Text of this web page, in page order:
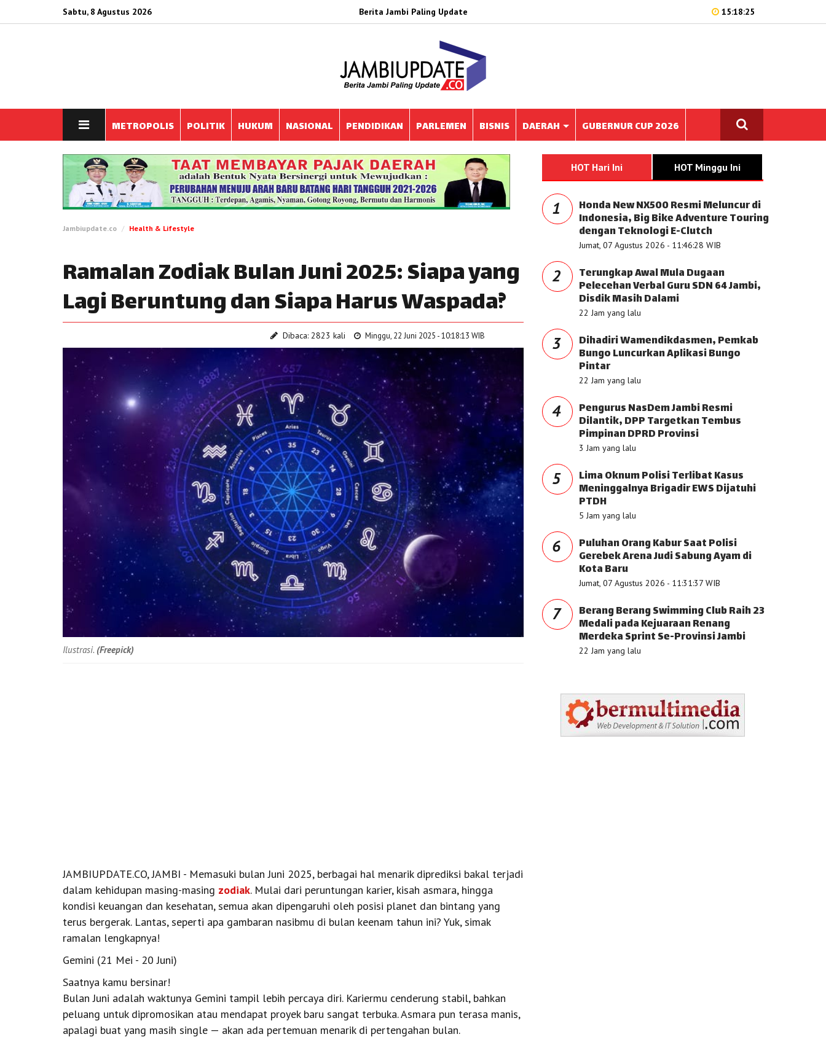
Sabtu, 8 Agustus 2026 Berita Jambi Paling Update 15:18:25
METROPOLIS POLITIK HUKUM NASIONAL PENDIDIKAN PARLEMEN BISNIS DAERAH GUBERNUR CUP 2026
Jambiupdate.co Health & Lifestyle
Ramalan Zodiak Bulan Juni 2025: Siapa yang
Lagi Beruntung dan Siapa Harus Waspada?
Dibaca: 2823 kali Minggu, 22 Juni 2025 - 10:18:13 WIB
Ilustrasi. (Freepick)
JAMBIUPDATE.CO, JAMBI - Memasuki bulan Juni 2025, berbagai hal menarik diprediksi bakal terjadi
dalam kehidupan masing-masing zodiak. Mulai dari peruntungan karier, kisah asmara, hingga
kondisi keuangan dan kesehatan, semua akan dipengaruhi oleh posisi planet dan bintang yang
terus bergerak. Lantas, seperti apa gambaran nasibmu di bulan keenam tahun ini? Yuk, simak
ramalan lengkapnya!
Gemini (21 Mei - 20 Juni)
Saatnya kamu bersinar!
Bulan Juni adalah waktunya Gemini tampil lebih percaya diri. Kariermu cenderung stabil, bahkan
peluang untuk dipromosikan atau mendapat proyek baru sangat terbuka. Asmara pun terasa manis,
apalagi buat yang masih single — akan ada pertemuan menarik di pertengahan bulan.
HOT Hari Ini HOT Minggu Ini
1 Honda New NX500 Resmi Meluncur di
Indonesia, Big Bike Adventure Touring
dengan Teknologi E-Clutch
Jumat, 07 Agustus 2026 - 11:46:28 WIB
2 Terungkap Awal Mula Dugaan
Pelecehan Verbal Guru SDN 64 Jambi,
Disdik Masih Dalami
22 Jam yang lalu
3 Dihadiri Wamendikdasmen, Pemkab
Bungo Luncurkan Aplikasi Bungo
Pintar
22 Jam yang lalu
4 Pengurus NasDem Jambi Resmi
Dilantik, DPP Targetkan Tembus
Pimpinan DPRD Provinsi
3 Jam yang lalu
5 Lima Oknum Polisi Terlibat Kasus
Meninggalnya Brigadir EWS Dijatuhi
PTDH
5 Jam yang lalu
6 Puluhan Orang Kabur Saat Polisi
Gerebek Arena Judi Sabung Ayam di
Kota Baru
Jumat, 07 Agustus 2026 - 11:31:37 WIB
7 Berang Berang Swimming Club Raih 23
Medali pada Kejuaraan Renang
Merdeka Sprint Se-Provinsi Jambi
22 Jam yang lalu